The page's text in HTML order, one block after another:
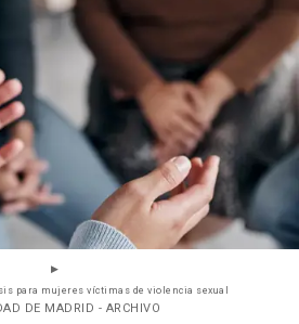
para mujeres víctimas de violencia sexual
DE MADRID - ARCHIVO